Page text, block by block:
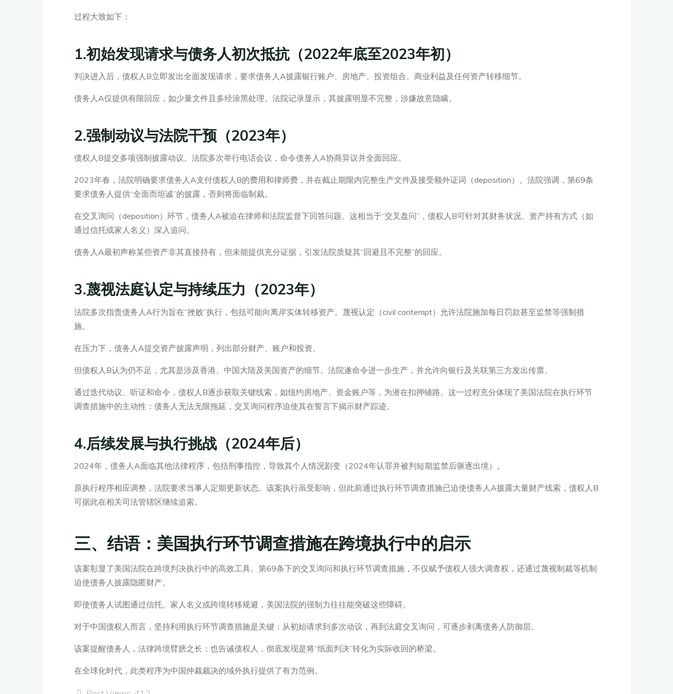
过程大致如下：
1.初始发现请求与债务人初次抵抗（2022年底至2023年初）
判决进入后，债权人B立即发出全面发现请求，要求债务人A披露银行账户、房地产、投资组合、商业利益及任何资产转移细节。
债务人A仅提供有限回应，如少量文件且多经涂黑处理。法院记录显示，其披露明显不完整，涉嫌故意隐瞒。
2.强制动议与法院干预（2023年）
债权人B提交多项强制披露动议。法院多次举行电话会议，命令债务人A协商异议并全面回应。
2023年春，法院明确要求债务人A支付债权人B的费用和律师费，并在截止期限内完整生产文件及接受额外证词（deposition）。法院强调，第69条
要求债务人提供“全面而坦诚”的披露，否则将面临制裁。
在交叉询问（deposition）环节，债务人A被迫在律师和法院监督下回答问题。这相当于“交叉盘问”，债权人B可针对其财务状况、资产持有方式（如
通过信托或家人名义）深入追问。
债务人A最初声称某些资产非其直接持有，但未能提供充分证据，引发法院质疑其“回避且不完整”的回应。
3.蔑视法庭认定与持续压力（2023年）
法院多次指责债务人A行为旨在“挫败”执行，包括可能向离岸实体转移资产。蔑视认定（civil contempt）允许法院施加每日罚款甚至监禁等强制措
施。
在压力下，债务人A提交资产披露声明，列出部分财产、账户和投资。
但债权人B认为仍不足，尤其是涉及香港、中国大陆及美国资产的细节。法院遂命令进一步生产，并允许向银行及关联第三方发出传票。
通过迭代动议、听证和命令，债权人B逐步获取关键线索，如纽约房地产、资金账户等，为潜在扣押铺路。这一过程充分体现了美国法院在执行环节
调查措施中的主动性：债务人无法无限拖延，交叉询问程序迫使其在誓言下揭示财产踪迹。
4.后续发展与执行挑战（2024年后）
2024年，债务人A面临其他法律程序，包括刑事指控，导致其个人情况剧变（2024年认罪并被判短期监禁后驱逐出境）。
原执行程序相应调整，法院要求当事人定期更新状态。该案执行虽受影响，但此前通过执行环节调查措施已迫使债务人A披露大量财产线索，债权人B
可据此在相关司法管辖区继续追索。
三、结语：美国执行环节调查措施在跨境执行中的启示
该案彰显了美国法院在跨境判决执行中的高效工具。第69条下的交叉询问和执行环节调查措施，不仅赋予债权人强大调查权，还通过蔑视制裁等机制
迫使债务人披露隐匿财产。
即使债务人试图通过信托、家人名义或跨境转移规避，美国法院的强制力往往能突破这些障碍。
对于中国债权人而言，坚持利用执行环节调查措施是关键：从初始请求到多次动议，再到法庭交叉询问，可逐步剥离债务人防御层。
该案提醒债务人，法律跨境臂膀之长；也告诫债权人，彻底发现是将“纸面判决”转化为实际收回的桥梁。
在全球化时代，此类程序为中国仲裁裁决的域外执行提供了有力范例。